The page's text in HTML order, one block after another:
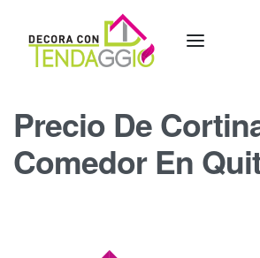
Precio De
Comedor En